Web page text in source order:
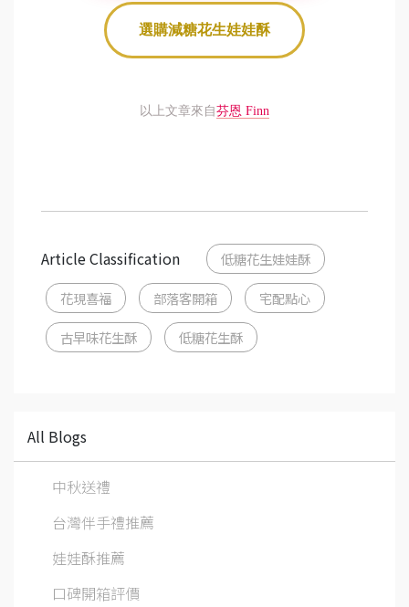
選購減糖花生娃娃酥
以上文章來自芬恩 Finn
Article Classification 低糖花生娃娃酥
花現喜福 部落客開箱 宅配點心
古早味花生酥 低糖花生酥
All Blogs
中秋送禮
台灣伴手禮推薦
娃娃酥推薦
口碑開箱評價